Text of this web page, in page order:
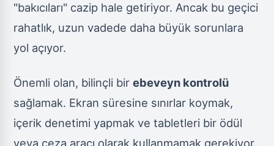
"bakıcıları" cazip hale getiriyor. Ancak bu geçici
rahatlık, uzun vadede daha büyük sorunlara
yol açıyor.
Önemli olan, bilinçli birebeveyn kontrolü
sağlamak. Ekran süresine sınırlar koymak,
içerik denetimi yapmak ve tabletleri bir ödül
veya ceza aracı olarak kullanmamak gerekiyor.